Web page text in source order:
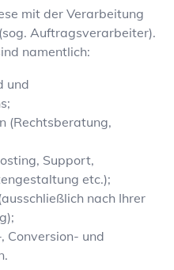
mit der Verarbeitung
Auftragsverarbeiter).
namentlich:
und
(Rechtsberatung,
Support,
etc.);
nach Ihrer
Conversion- und